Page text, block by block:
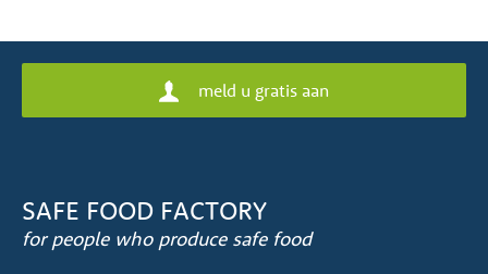
SAFE FOOD FACTORY
for people who produce safe food
meld u gratis aan